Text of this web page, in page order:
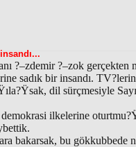
?–zdemir ?–zok gerçekten
sadık bir insandı.
dil sürçmesiyle
ilkelerine
bakarsak, bu gökkubbede